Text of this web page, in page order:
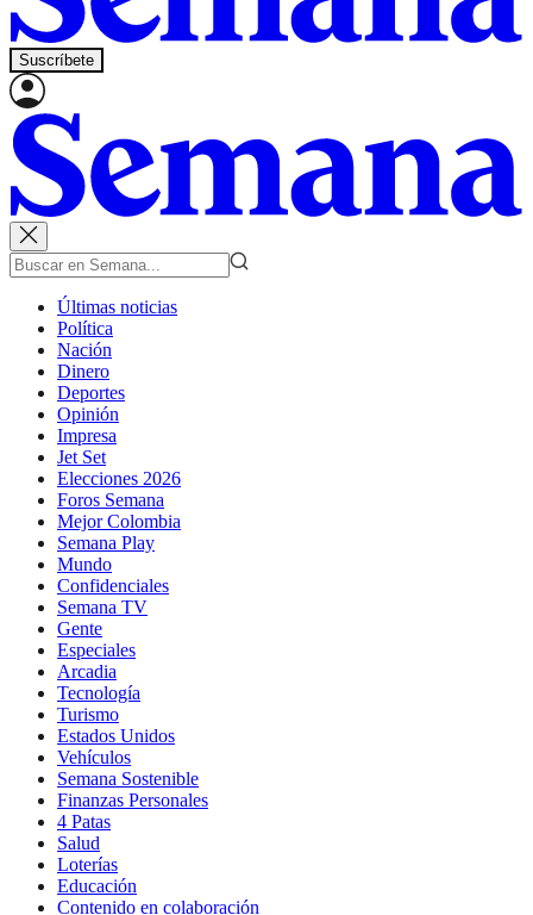
Suscríbete
Últimas noticias
Política
Nación
Dinero
Deportes
Opinión
Impresa
Jet Set
Elecciones 2026
Foros Semana
Mejor Colombia
Semana Play
Mundo
Confidenciales
Semana TV
Gente
Especiales
Arcadia
Tecnología
Turismo
Estados Unidos
Vehículos
Semana Sostenible
Finanzas Personales
4 Patas
Salud
Loterías
Educación
Contenido en colaboración